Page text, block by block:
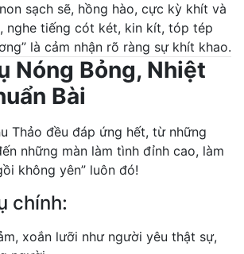
sạch sẽ, hồng hào, cực kỳ khít và
nghe tiếng cót két, kin kít, tóp tép
là cảm nhận rõ ràng sự khít khao.
Nóng Bỏng, Nhiệt
Bài
Thảo đều đáp ứng hết, từ những
những màn làm tình đỉnh cao, làm
không yên” luôn đó!
chính:
xoắn lưỡi như người yêu thật sự,